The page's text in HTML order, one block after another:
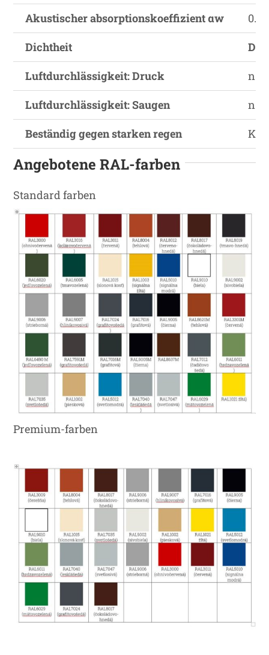
Akustischer absorptionskoeffizient αw
0.15
Dichtheit
D.
Luftdurchlässigkeit: Druck
n =
Luftdurchlässigkeit: Saugen
n =
Beständig gegen starken regen
Angebotene RAL-farben
Standard farben
Premium-farben